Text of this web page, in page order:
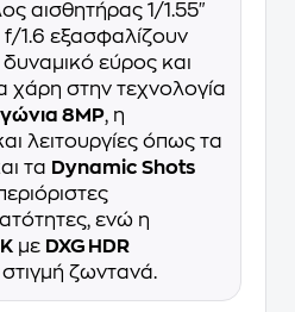
αισθητήρας 1/1.55"
f/1.6 εξασφαλίζουν
εύρος και
στην τεχνολογία
8MP, η
λειτουργίες όπως τα
τα Dynamic Shots
ενώ η
με DXG HDR
ζωντανά.